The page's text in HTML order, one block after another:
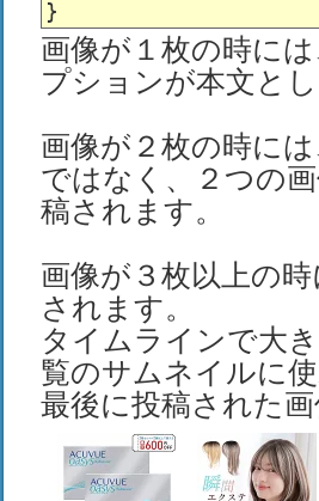
画像が１枚の時に
プションが本文と
画像が２枚の時に
ではなく、２つの
稿されます。
画像が３枚以上の
されます。
タイムラインで大
覧のサムネイルに
最後に投稿された画